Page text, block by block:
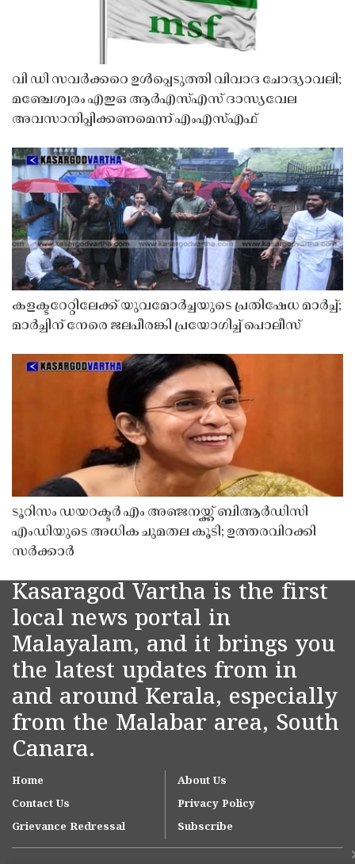
വി ഡി സവർക്കറെ ഉൾപ്പെടുത്തി വിവാദ ചോദ്യാവലി;
മഞ്ചേശ്വരം എഇഒ ആർഎസ്എസ് ദാസ്യവേല
അവസാനിപ്പിക്കണമെന്ന് എംഎസ്എഫ്
കളക്ടറേറ്റിലേക്ക് യുവമോർച്ചയുടെ പ്രതിഷേധ മാർച്ച്;
മാർച്ചിന് നേരെ ജലപീരങ്കി പ്രയോഗിച്ച് പൊലീസ്
ടൂറിസം ഡയറക്ടർ എം അഞ്ജനയ്ക്ക് ബിആർഡിസി
എംഡിയുടെ അധിക ചുമതല കൂടി; ഉത്തരവിറക്കി
സർക്കാർ
Kasaragod Vartha is the first
local news portal in
Malayalam, and it brings you
the latest updates from in
and around Kerala, especially
from the Malabar area, South
Canara.
Home
About Us
Contact Us
Privacy Policy
Grievance Redressal
Subscribe